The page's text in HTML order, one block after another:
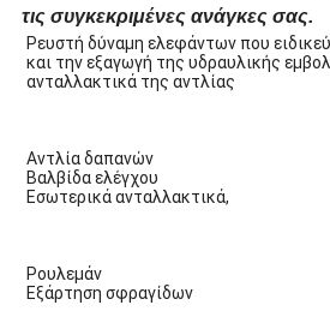
τις συγκεκριμένες ανάγκες σας.
Ρευστή δύναμη ελεφάντων που
και την εξαγωγή της υδραυλικής
ανταλλακτικά της αντλίας
Αντλία δαπανών
Βαλβίδα ελέγχου
Εσωτερικά ανταλλακτικά,
Ρουλεμάν
Εξάρτηση σφραγίδων